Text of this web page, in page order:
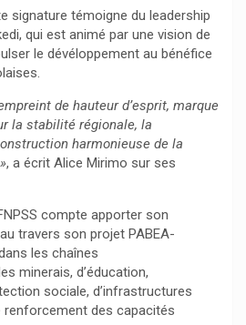
signature témoigne du leadership
qui est animé par une vision de
le dévéloppement au bénéfice
de hauteur d’esprit, marque
la stabilité régionale, la
harmonieuse de la
, a écrit Alice Mirimo sur ses
compte apporter son
travers son projet PABEA-
les chaînes
minerais, d’éducation,
sociale, d’infrastructures
des capacités